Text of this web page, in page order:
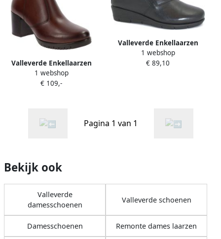
Valleverde Enkellaarzen
VV47661
1 webshop
€ 109,-
Valleverde Enkellaarzen
VAL-CCC-VS10211-NE
1 webshop
€ 89,10
Pagina 1 van 1
Bekijk ook
Valleverde
damesschoenen
Valleverde schoenen
Damesschoenen Remonte dames laarzen